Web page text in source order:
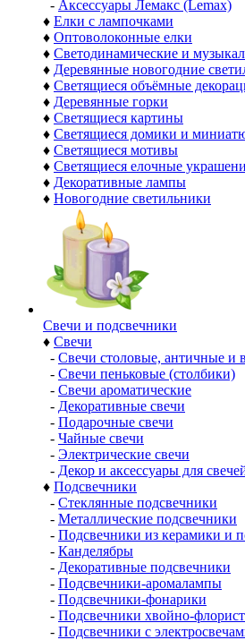
- Аксессуары Лемакс (Lemax)
♦ Елки с лампочками
♦ Оптоволоконные елки
♦ Светодинамические и
♦ Деревянные новогодние
♦ Светящиеся объёмные
♦ Деревянные горки
♦ Светящиеся картины
♦ Светящиеся домики и
♦ Светящиеся мотивы
♦ Светящиеся елочные
♦ Декоративные лампы
♦ Новогодние светильники
Свечи и подсвечники
♦ Свечи
- Свечи столовые, античные и
- Свечи пеньковые (столбики)
- Свечи ароматические
- Декоративные свечи
- Подарочные свечи
- Чайные свечи
- Электрические свечи
- Декор и аксессуары для
♦ Подсвечники
- Стеклянные подсвечники
- Металлические подсвечники
- Подсвечники из керамики и
- Канделябры
- Декоративные подсвечники
- Подсвечники-аромалампы
- Подсвечники-фонарики
- Подсвечники хвойно-
- Подсвечники с